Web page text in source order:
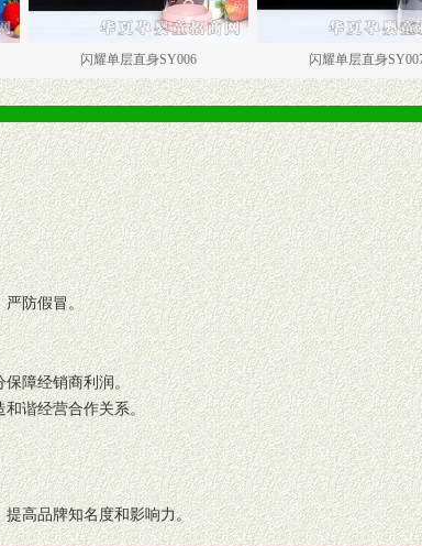
闪耀单层直身SY006 闪耀单层直身SY007
严防假冒。
保障经销商利润。
和谐经营合作关系。
提高品牌知名度和影响力。
销售道具。